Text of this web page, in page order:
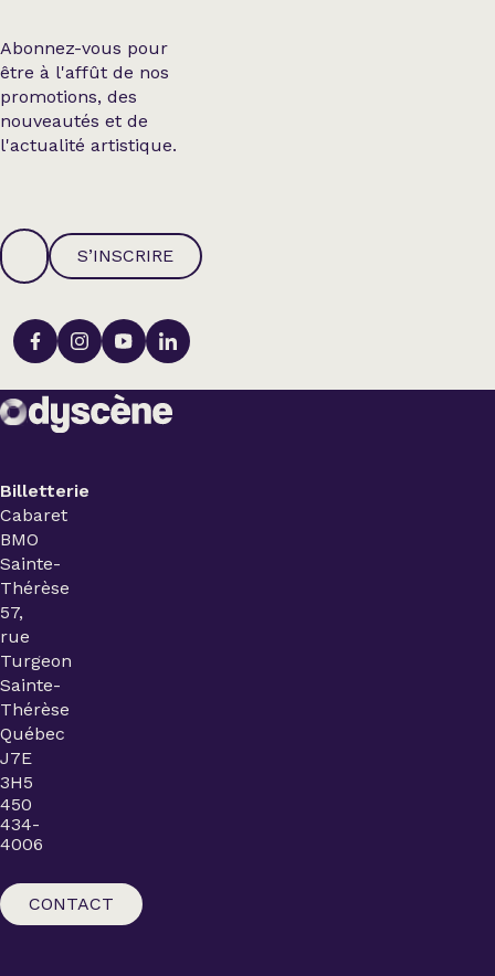
Abonnez-vous pour
être à l'affût de nos
promotions, des
nouveautés et de
l'actualité artistique.
S’INSCRIRE
Billetterie
Cabaret
BMO
Sainte-
Thérèse
57,
rue
Turgeon
Sainte-
Thérèse
Québec
J7E
3H5
450
434-
4006
CONTACT